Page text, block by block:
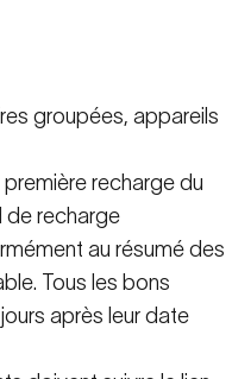
groupées, appareils
recharge du
de recharge
au résumé des
Tous les bons
après leur date